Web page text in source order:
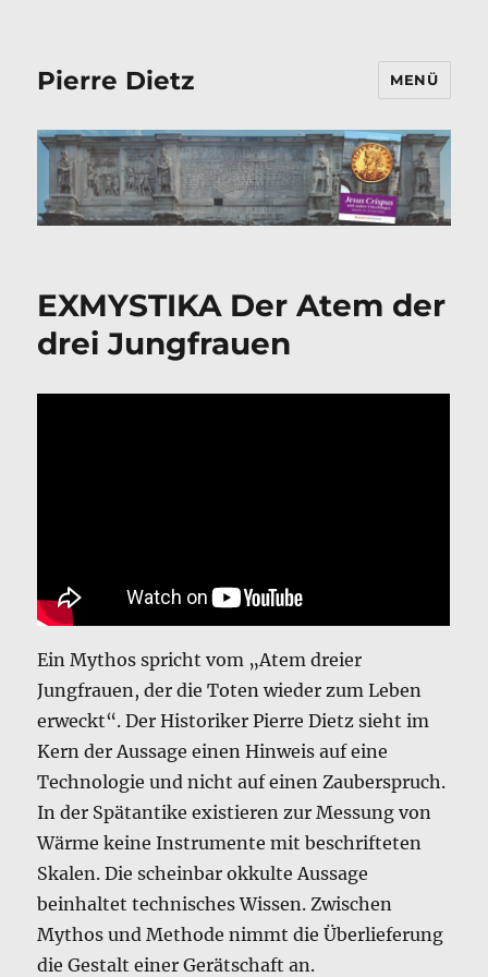
Pierre Dietz MENÜ
EXMYSTIKA Der Atem der
drei Jungfrauen
Ein Mythos spricht vom „Atem dreier
Jungfrauen, der die Toten wieder zum Leben
erweckt“. Der Historiker Pierre Dietz sieht im
Kern der Aussage einen Hinweis auf eine
Technologie und nicht auf einen Zauberspruch.
In der Spätantike existieren zur Messung von
Wärme keine Instrumente mit beschrifteten
Skalen. Die scheinbar okkulte Aussage
beinhaltet technisches Wissen. Zwischen
Mythos und Methode nimmt die Überlieferung
die Gestalt einer Gerätschaft an.